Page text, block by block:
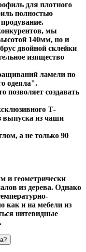
для плотного
полностью
мы
140мм, но и
двойной склейки
изящество
ламели по
одеяла".
позволяет создавать
Т-
выпуска из чаши
а не только 90
и геометрически
из дерева. Однако
как и на мебели из
нитевидные